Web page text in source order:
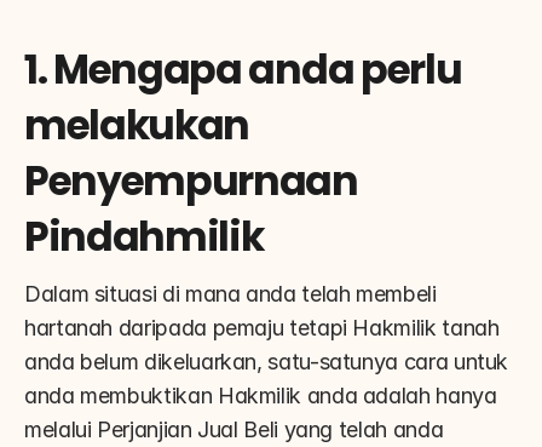
1. Mengapa anda perlu
melakukan
Penyempurnaan
Pindahmilik
Dalam situasi di mana anda telah membeli
hartanah daripada pemaju tetapi Hakmilik tanah
anda belum dikeluarkan, satu-satunya cara untuk
anda membuktikan Hakmilik anda adalah hanya
melalui Perjanjian Jual Beli yang telah anda